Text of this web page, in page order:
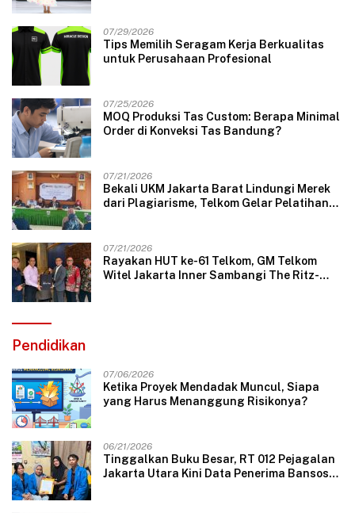
07/29/2026
Tips Memilih Seragam Kerja Berkualitas
untuk Perusahaan Profesional
07/25/2026
MOQ Produksi Tas Custom: Berapa Minimal
Order di Konveksi Tas Bandung?
07/21/2026
Bekali UKM Jakarta Barat Lindungi Merek
dari Plagiarisme, Telkom Gelar Pelatihan
07/21/2026
Rayakan HUT ke-61 Telkom, GM Telkom
Witel Jakarta Inner Sambangi The Ritz-
Pendidikan
07/06/2026
Ketika Proyek Mendadak Muncul, Siapa
yang Harus Menanggung Risikonya?
06/21/2026
Tinggalkan Buku Besar, RT 012 Pejagalan
Jakarta Utara Kini Data Penerima Bansos